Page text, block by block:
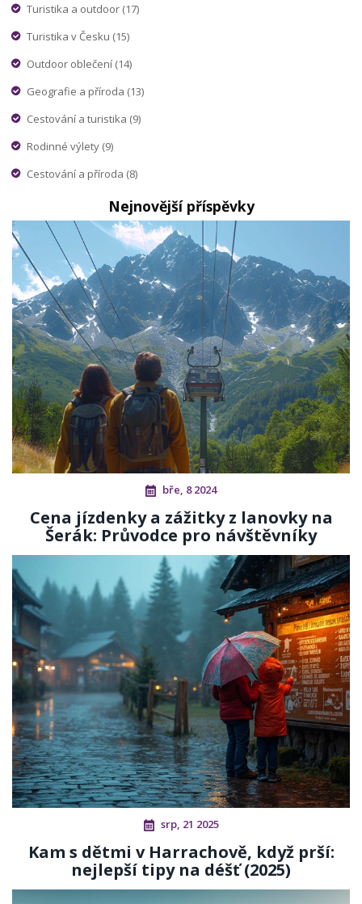
Turistika a outdoor (17)
Turistika v Česku (15)
Outdoor oblečení (14)
Geografie a příroda (13)
Cestování a turistika (9)
Rodinné výlety (9)
Cestování a příroda (8)
Nejnovější příspěvky
bře, 8 2024
Cena jízdenky a zážitky z lanovky na
Šerák: Průvodce pro návštěvníky
srp, 21 2025
Kam s dětmi v Harrachově, když prší:
nejlepší tipy na déšť (2025)